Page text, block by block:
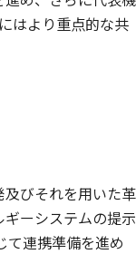
はより重点的な共
びそれを用いた革
ーシステムの提示
て連携準備を進め